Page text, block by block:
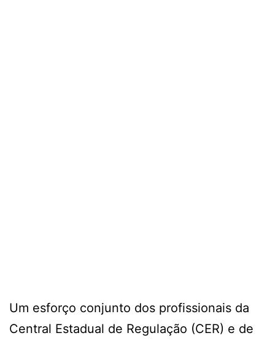
Um esforço conjunto dos profissionais da
Central Estadual de Regulação (CER) e de